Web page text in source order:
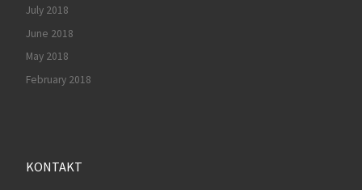
July 2018
June 2018
May 2018
February 2018
KONTAKT